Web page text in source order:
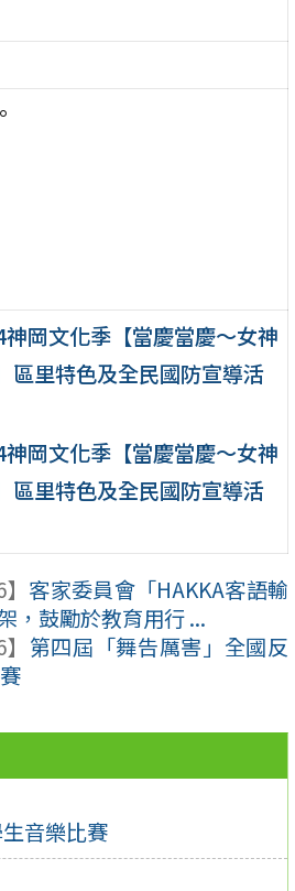
音樂比賽
岡文化季【當慶當慶～女神
區里特色及全民國防宣導活
岡文化季【當慶當慶～女神
區里特色及全民國防宣導活
客家委員會「HAKKA客語輸
，鼓勵於教育用行 ...
第四屆「舞告厲害」全國反